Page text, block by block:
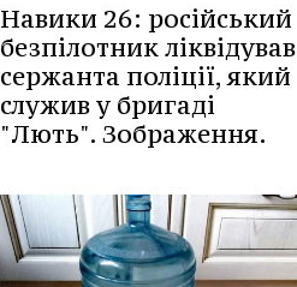
Навики 26: російський
безпілотник ліквідував
сержанта поліції, який
служив у бригаді
"Лють". Зображення.